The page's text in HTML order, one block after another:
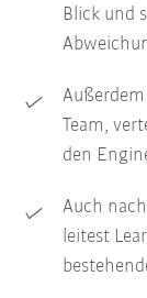
Blick und
Team,
den
Auch
leitest